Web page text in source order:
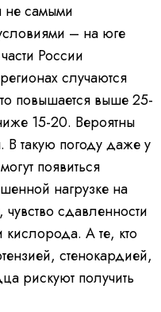
не самыми
– на юге
России
случаются
повышается выше 25-
15-20. Вероятны
такую погоду даже у
появиться
нагрузке на
сдавленности
А те, кто
стенокардией,
рискуют получить